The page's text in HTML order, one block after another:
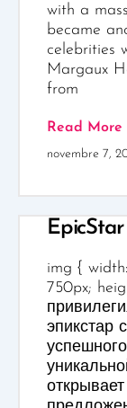
with a
became
celebrities
Margaux
from
Read More
novembre 7,
img {
750px;
эпикстар